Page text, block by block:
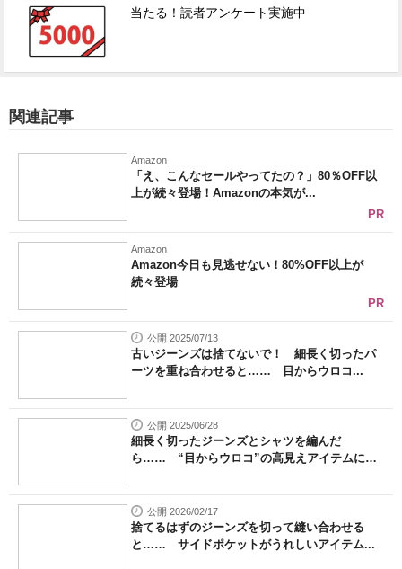
当たる！読者アンケート実施中
関連記事
Amazon
「え、こんなセールやってたの？」80％OFF以
上が続々登場！Amazonの本気が...
PR
Amazon
Amazon今日も見逃せない！80%OFF以上が
続々登場
PR
公開 2025/07/13
古いジーンズは捨てないで！ 細長く切ったパ
ーツを重ね合わせると…… 目からウロコ...
公開 2025/06/28
細長く切ったジーンズとシャツを編んだ
ら…… “目からウロコ”の高見えアイテムに
公開 2026/02/17
捨てるはずのジーンズを切って縫い合わせる
と…… サイドポケットがうれしいアイテム...